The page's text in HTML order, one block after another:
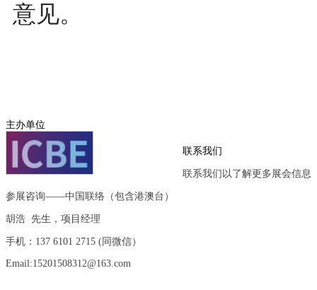
意见。
主办单位
联系我们
联系我们以了解更多展会信息
参展咨询——中国联络（包含港澳台）
胡浩 先生，项目经理
手机：137 6101 2715 (同微信）
Email:15201508312@163.com